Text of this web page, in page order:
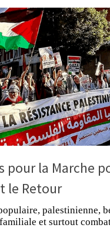
pour la Marche
le Retour
palestinienne,
et surtout